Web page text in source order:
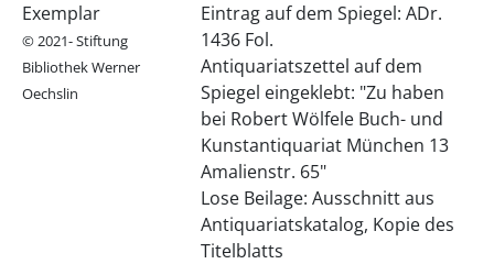
Exemplar
© 2021- Stiftung
Bibliothek Werner
Oechslin
Eintrag auf dem Spiegel: ADr.
1436 Fol.
Antiquariatszettel auf dem
Spiegel eingeklebt: "Zu haben
bei Robert Wölfele Buch- und
Kunstantiquariat München 13
Amalienstr. 65"
Lose Beilage: Ausschnitt aus
Antiquariatskatalog, Kopie des
Titelblatts